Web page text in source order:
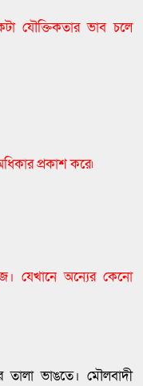
যৌক্তিকতার ভাব চলে
প্রকাশ করে৷
যেখানে অন্যের কেনো
তালা ভাঙতে। মৌলবাদী